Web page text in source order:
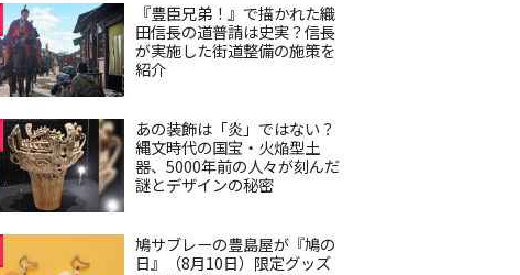
『豊臣兄弟！』で描かれた織
田信長の道普請は史実？信長
が実施した街道整備の施策を
紹介
あの装飾は「炎」ではない？
縄文時代の国宝・火焔型土
器、5000年前の人々が刻んだ
謎とデザインの秘密
鳩サブレーの豊島屋が『鳩の
日』（8月10日）限定グッズ